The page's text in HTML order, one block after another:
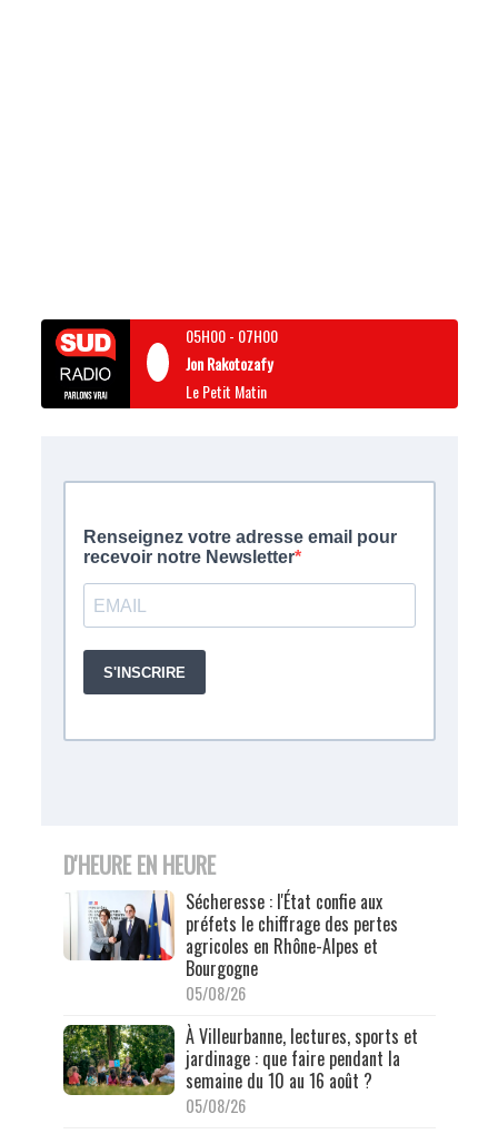
05H00- 07H00
Jon Rakotozafy
Le Petit Matin
D'HEURE EN HEURE
Sécheresse : l'État confie aux
préfets le chiffrage des pertes
agricoles en Rhône-Alpes et
Bourgogne
05/08/26
À Villeurbanne, lectures, sports et
jardinage : que faire pendant la
semaine du 10 au 16 août ?
05/08/26